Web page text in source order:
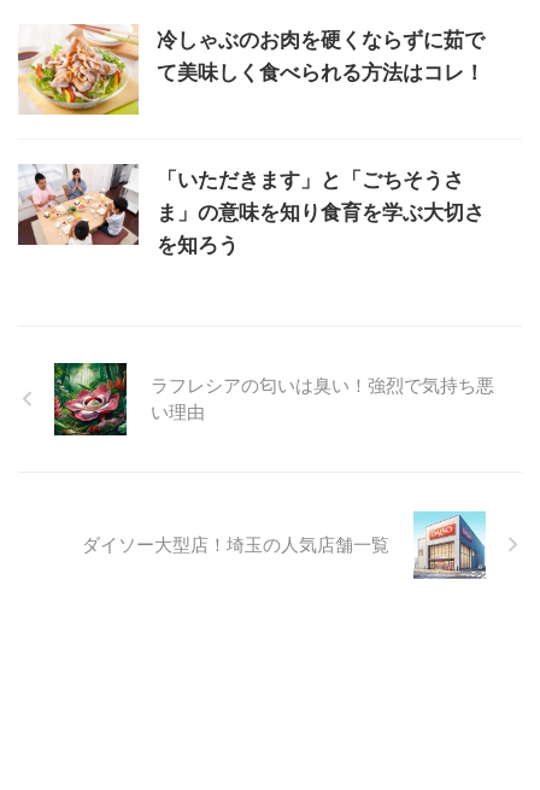
冷しゃぶのお肉を硬くならずに茹で
て美味しく食べられる方法はコレ！
「いただきます」と「ごちそうさ
ま」の意味を知り食育を学ぶ大切さ
を知ろう
ラフレシアの匂いは臭い！強烈で気持ち悪
い理由
ダイソー大型店！埼玉の人気店舗一覧